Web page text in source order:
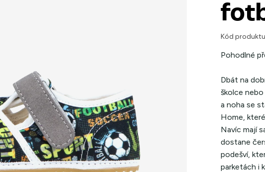
Kód
Pohodlné
Dbát na
školce
a noha se
Home,
Navíc mají
dostane
podešví,
parketách i